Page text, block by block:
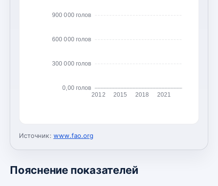
0,00 голов
300 000 голов
600 000 голов
900 000 голов
2012 2015 2018 2021
Источник: www.fao.org
Пояснение показателей